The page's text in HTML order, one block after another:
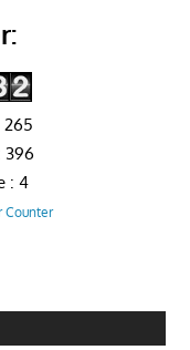
265
396
: 4
Counter